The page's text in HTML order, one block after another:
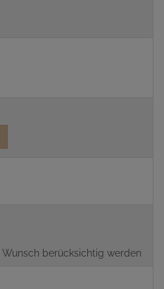
berücksichtig werden